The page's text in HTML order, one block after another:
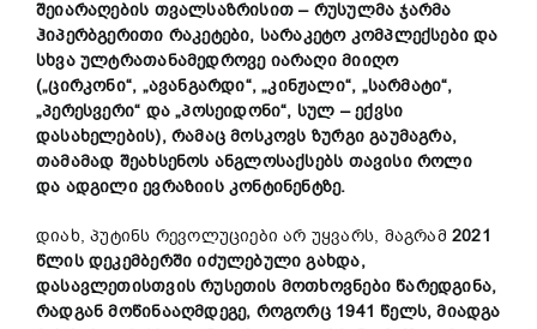
შეიარაღების თვალსაზრისით – რუსულმა ჯარმა
ჰიპერბგერითი რაკეტები, სარაკეტო კომპლექსები და
სხვა ულტრათანამედროვე იარაღი მიიღო
(„ცირკონი“, „ავანგარდი“, „კინჟალი“, „სარმატი“,
„პერესვერი“ და „პოსეიდონი“, სულ – ექვსი
დასახელების), რამაც მოსკოვს ზურგი გაუმაგრა,
თამამად შეახსენოს ანგლოსაქსებს თავისი როლი
და ადგილი ევრაზიის კონტინენტზე.
დიახ, პუტინს რევოლუციები არ უყვარს, მაგრამ2021
წლის დეკემბერში იძულებული გახდა,
დასავლეთისთვის რუსეთის მოთხოვნები წარედგინა,
რადგან მოწინააღმდეგე, როგორც1941 წელს,მიადგა